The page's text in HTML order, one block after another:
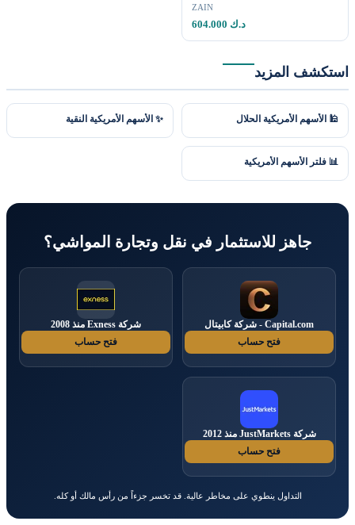
ZAIN
604.000 د.ك
استكشف المزيد
🕌 الأسهم الأمريكية الحلال ✨ الأسهم الأمريكية النقية
📊 فلتر الأسهم الأمريكية
جاهز للاستثمار في نقل وتجارة المواشي؟
Capital.com - شركة كابيتال
فتح حساب
شركة Exness منذ 2008
فتح حساب
شركة JustMarkets منذ 2012
فتح حساب
التداول ينطوي على مخاطر عالية. قد تخسر جزءاً من رأس مالك أو كله.